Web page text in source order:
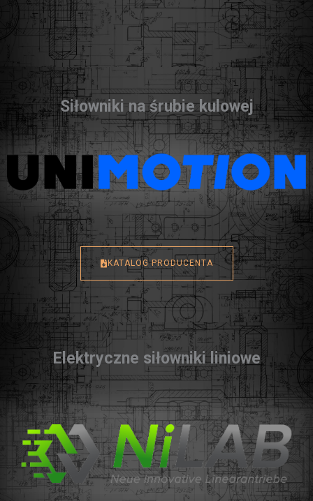
Siłowniki na śrubie kulowej
KATALOG PRODUCENTA
Elektryczne siłowniki liniowe